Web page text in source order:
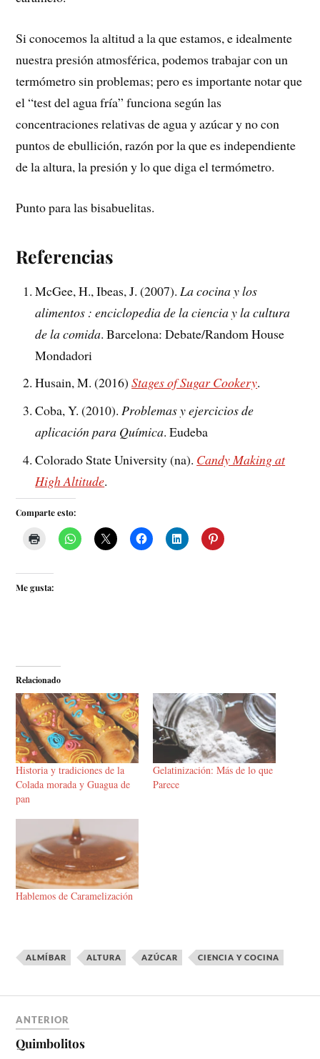
Si conocemos la altitud a la que estamos, e idealmente
nuestra presión atmosférica, podemos trabajar con un
termómetro sin problemas; pero es importante notar que
el “test del agua fría” funciona según las
concentraciones relativas de agua y azúcar y no con
puntos de ebullición, razón por la que es independiente
de la altura, la presión y lo que diga el termómetro.
Punto para las bisabuelitas.
Referencias
McGee, H., Ibeas, J. (2007). La cocina y los
alimentos : enciclopedia de la ciencia y la cultura
de la comida. Barcelona: Debate/Random House
Mondadori
Husain, M. (2016)Stages of Sugar Cookery.
Coba, Y. (2010).Problemas y ejercicios de
aplicación para Química. Eudeba
Colorado State University (na). Candy Making at
High Altitude.
Comparte esto:
Me gusta:
Relacionado
Historia y tradiciones de la
Colada morada y Guagua de
pan
Gelatinización: Más de lo que
Parece
Hablemos de Caramelización
ALMÍBAR ALTURA AZÚCAR CIENCIA Y COCINA
ANTERIOR
Quimbolitos